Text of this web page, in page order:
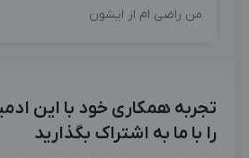
من راضی ام از ایشون
تجربه همکاری خود با این
را با ما به اشتراک بگذارید